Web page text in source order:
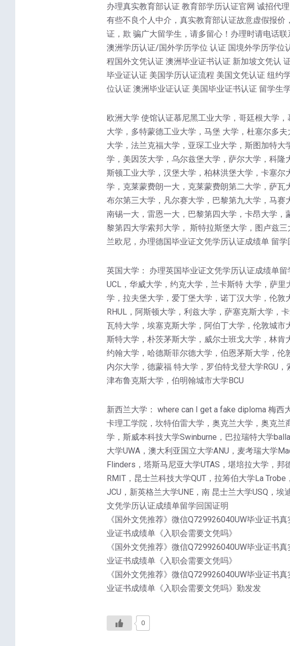
办理真实教育部认证 教育部学历认证官网 诚招代
有些不良个人中介，真实教育部认证故意虚假报
证，欺 骗广大留学生，请多留心！办理时请电话
澳洲学历认证/国外学历学位 认证 国境外学历学
程国外文凭认证 澳洲毕业证书认证 新加坡文凭认
毕业证认证 美国学历认证流程 美国文凭认证 纽约
位认证 澳洲毕业证认证 美国毕业证书认证 留学生
欧洲大学 使馆认证慕尼黑工业大学，哥廷根大学
大学，多特蒙德工业大学，马堡 大学，杜塞尔多
大学，法兰克福大学，亚琛工业大学，斯图加特
学，美因茨大学，乌尔兹堡大学，萨尔大学，科
斯顿工业大学，汉堡大学，柏林洪堡大学，卡塞
学，克莱蒙费朗一大，克莱蒙费朗第二大学，萨
布尔第三大学，凡尔赛大学，巴黎第九大学，马
南锡一大，雷恩一大，巴黎第四大学，卡昂大学
黎第四大学索邦大学， 斯特拉斯堡大学，图卢兹
兰欧尼，办理德国毕业证文凭学历认证成绩单 留学
英国大学： 办理英国毕业证文凭学历认证成绩单
UCL，华威大学，约克大学，兰卡斯特 大学，萨
学，拉夫堡大学，爱丁堡大学，诺丁汉大学，伦
RHUL，阿斯顿大学，利兹大学，萨塞克斯大学，
瓦特大学，埃塞克斯大学，阿伯丁大学，伦敦城
斯特大学，朴茨茅斯大学，威尔士班戈大学，林
约翰大学，哈德斯菲尔德大学，伯恩茅斯大学，
内尔大学，德蒙福 特大学，罗伯特戈登大学RGU
津布鲁克斯大学，伯明翰城市大学BCU
新西兰大学： where can I get a fake diploma 梅
卡理工学院，坎特伯雷大学，奥克兰大学，奥克兰
学，斯威本科技大学Swinburne，巴拉瑞特大学
大学UWA，澳大利亚国立大学ANU，麦考瑞大学
Flinders，塔斯马尼亚大学UTAS，堪培拉大学，
RMIT，昆士兰科技大学QUT，拉筹伯大学La
JCU，新英格兰大学UNE，南 昆士兰大学USQ，
文凭学历认证成绩单留学回国证明
《国外文凭推荐》微信Q729926040UW毕业证书
业证书成绩单《入职会需要文凭吗》
《国外文凭推荐》微信Q729926040UW毕业证书
业证书成绩单《入职会需要文凭吗》
《国外文凭推荐》微信Q729926040UW毕业证书
业证书成绩单《入职会需要文凭吗》勤发发
0